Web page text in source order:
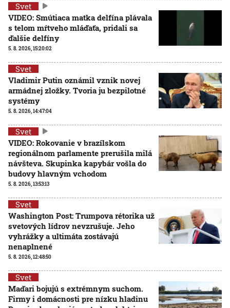
Svet
VIDEO: Smútiaca matka delfína plávala
s telom mŕtveho mláďaťa, pridali sa
ďalšie delfíny
5. 8. 2026, 15:20:02
Svet
Vladimir Putin oznámil vznik novej
armádnej zložky. Tvoria ju bezpilotné
systémy
5. 8. 2026, 14:47:04
Svet
VIDEO: Rokovanie v brazílskom
regionálnom parlamente prerušila milá
návšteva. Skupinka kapybár vošla do
budovy hlavným vchodom
5. 8. 2026, 13:53:13
Svet
Washington Post: Trumpova rétorika už
svetových lídrov nevzrušuje. Jeho
vyhrážky a ultimáta zostávajú
nenaplnené
5. 8. 2026, 12:48:50
Svet
Maďari bojujú s extrémnym suchom.
Firmy i domácnosti pre nízku hladinu